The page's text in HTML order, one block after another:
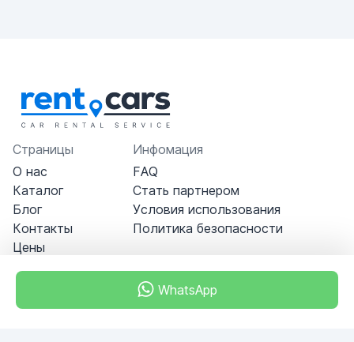
WhatsApp
Страницы
О нас
Каталог
Блог
Контакты
Цены
Инфомация
FAQ
Стать партнером
Условия использования
Политика безопасности
ALBAHAR building